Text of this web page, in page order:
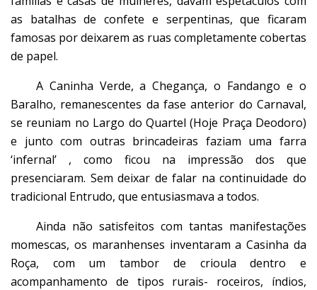
as batalhas de confete e serpentinas, que ficaram
famosas por deixarem as ruas completamente cobertas
de papel.
A Caninha Verde, a Chegança, o Fandango e o
Baralho, remanescentes da fase anterior do Carnaval,
se reuniam no Largo do Quartel (Hoje Praça Deodoro)
e junto com outras brincadeiras faziam uma farra
‘infernal’ , como ficou na impressão dos que
presenciaram. Sem deixar de falar na continuidade do
tradicional Entrudo, que entusiasmava a todos.
Ainda não satisfeitos com tantas manifestações
momescas, os maranhenses inventaram a Casinha da
Roça, com um tambor de crioula dentro e
acompanhamento de tipos rurais- roceiros, índios,